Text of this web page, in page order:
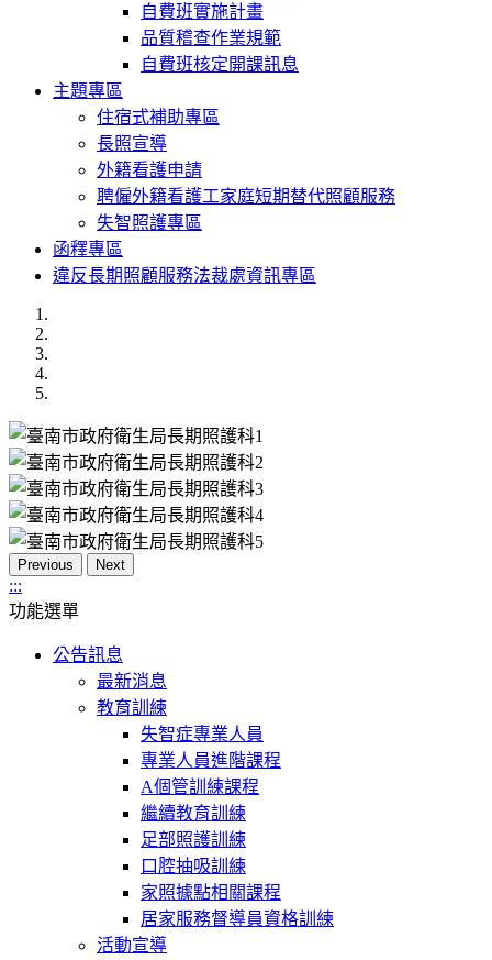
自費班實施計畫
品質稽查作業規範
自費班核定開課訊息
主題專區
住宿式補助專區
長照宣導
外籍看護申請
聘僱外籍看護工家庭短期替代照顧服務
失智照護專區
函釋專區
違反長期照顧服務法裁處資訊專區
Previous Next
:::
功能選單
公告訊息
最新消息
教育訓練
失智症專業人員
專業人員進階課程
A個管訓練課程
繼續教育訓練
足部照護訓練
口腔抽吸訓練
家照據點相關課程
居家服務督導員資格訓練
活動宣導